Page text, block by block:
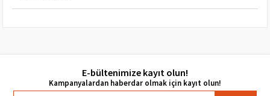
E-bültenimize kayıt olun!